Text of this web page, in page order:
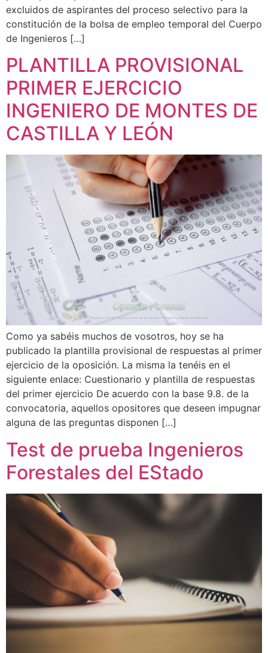
excluidos de aspirantes del proceso selectivo para la
constitución de la bolsa de empleo temporal del Cuerpo
de Ingenieros […]
PLANTILLA PROVISIONAL
PRIMER EJERCICIO
INGENIERO DE MONTES DE
CASTILLA Y LEÓN
Como ya sabéis muchos de vosotros, hoy se ha
publicado la plantilla provisional de respuestas al primer
ejercicio de la oposición. La misma la tenéis en el
siguiente enlace: Cuestionario y plantilla de respuestas
del primer ejercicio De acuerdo con la base 9.8. de la
convocatoria, aquellos opositores que deseen impugnar
alguna de las preguntas disponen […]
Test de prueba Ingenieros
Forestales del EStado